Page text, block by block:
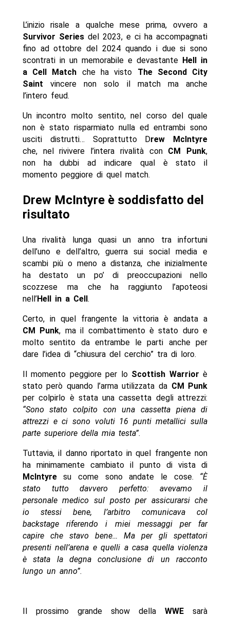
L’inizio risale a qualche mese prima, ovvero a
Survivor Seriesdel 2023, e ci ha accompagnati
fino ad ottobre del 2024 quando i due si sono
scontrati in un memorabile e devastante Hell in
a Cell Match che ha visto The Second City
Saint vincere non solo il match ma anche
l’intero feud.
Un incontro molto sentito, nel corso del quale
non è stato risparmiato nulla ed entrambi sono
usciti distrutti… Soprattutto Drew McIntyre
che, nel rivivere l’intera rivalità con CM Punk,
non ha dubbi ad indicare qual è stato il
momento peggiore di quel match.
Drew McIntyre è soddisfatto del
risultato
Una rivalità lunga quasi un anno tra infortuni
dell’uno e dell’altro, guerra sui social media e
scambi più o meno a distanza, che inizialmente
ha destato un po’ di preoccupazioni nello
scozzese ma che ha raggiunto l’apoteosi
nell’Hell in a Cell .
Certo, in quel frangente la vittoria è andata a
CM Punk, ma il combattimento è stato duro e
molto sentito da entrambe le parti anche per
dare l’idea di “chiusura del cerchio” tra di loro.
Il momento peggiore per lo Scottish Warrior è
stato però quando l’arma utilizzata da CM Punk
per colpirlo è stata una cassetta degli attrezzi:
“Sono stato colpito con una cassetta piena di
attrezzi e ci sono voluti 16 punti metallici sulla
parte superiore della mia testa”.
Tuttavia, il danno riportato in quel frangente non
ha minimamente cambiato il punto di vista di
McIntyresu come sono andate le cose. “È
stato tutto davvero perfetto: avevamo il
personale medico sul posto per assicurarsi che
io stessi bene, l’arbitro comunicava col
backstage riferendo i miei messaggi per far
capire che stavo bene… Ma per gli spettatori
presenti nell’arena e quelli a casa quella violenza
è stata la degna conclusione di un racconto
lungo un anno”.
Il prossimo grande show dellaWWE sarà